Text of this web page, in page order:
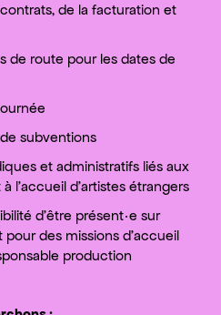
de la facturation et
de route pour les dates de
subventions
et administratifs liés aux
l’accueil d’artistes étrangers
d’être présent·e sur
des missions d’accueil
production